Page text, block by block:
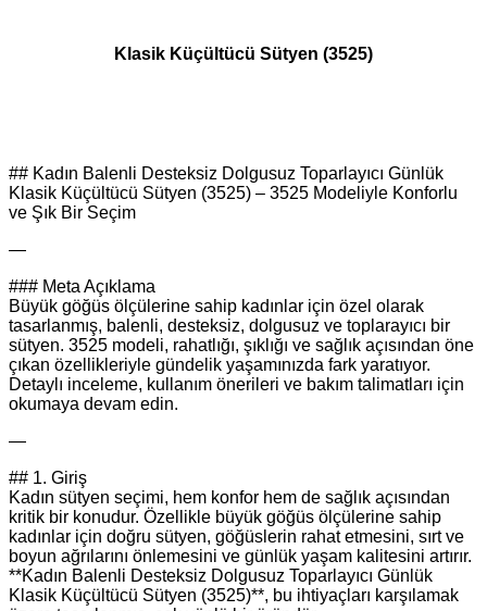
Klasik Küçültücü Sütyen (3525)
## Kadın Balenli Desteksiz Dolgusuz Toparlayıcı Günlük
Klasik Küçültücü Sütyen (3525) – 3525 Modeliyle Konforlu
ve Şık Bir Seçim
—
### Meta Açıklama
Büyük göğüs ölçülerine sahip kadınlar için özel olarak
tasarlanmış, balenli, desteksiz, dolgusuz ve toplarayıcı bir
sütyen. 3525 modeli, rahatlığı, şıklığı ve sağlık açısından öne
çıkan özellikleriyle gündelik yaşamınızda fark yaratıyor.
Detaylı inceleme, kullanım önerileri ve bakım talimatları için
okumaya devam edin.
—
## 1. Giriş
Kadın sütyen seçimi, hem konfor hem de sağlık açısından
kritik bir konudur. Özellikle büyük göğüs ölçülerine sahip
kadınlar için doğru sütyen, göğüslerin rahat etmesini, sırt ve
boyun ağrılarını önlemesini ve günlük yaşam kalitesini artırır.
**Kadın Balenli Desteksiz Dolgusuz Toparlayıcı Günlük
Klasik Küçültücü Sütyen (3525)**, bu ihtiyaçları karşılamak